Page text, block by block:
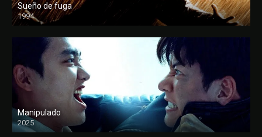
Sueño de fuga
1994
FULL HD
Manipulado
2025